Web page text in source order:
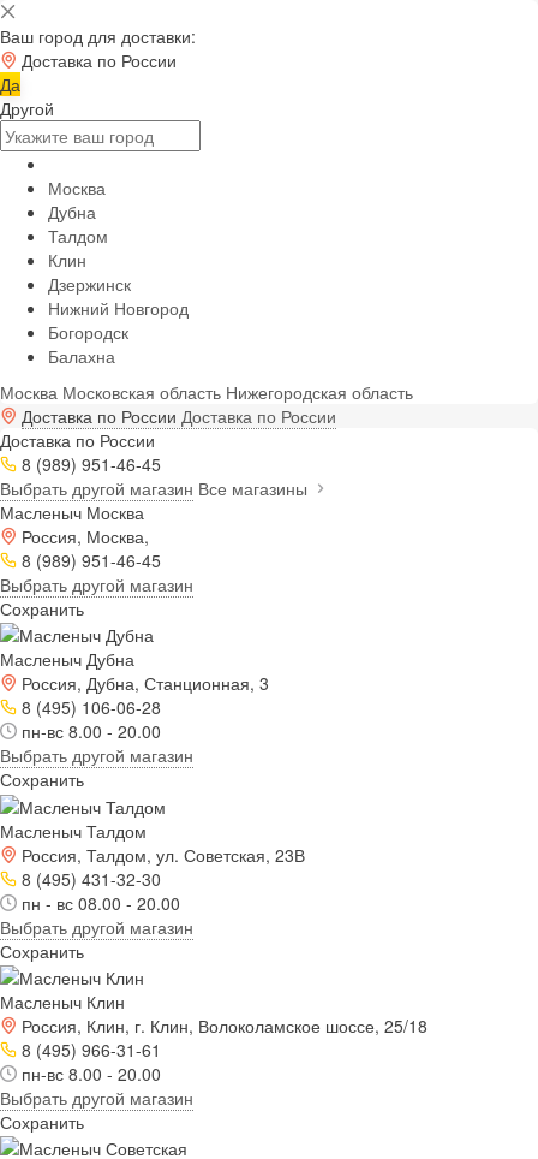
Ваш город для доставки:
Доставка по России
Да
Другой
Москва
Дубна
Талдом
Клин
Дзержинск
Нижний Новгород
Богородск
Балахна
Москва Московская область Нижегородская область
Доставка по России Доставка по России
Доставка по России
8 (989) 951-46-45
Выбрать другой магазин Все магазины
Масленыч Москва
Россия, Москва,
8 (989) 951-46-45
Выбрать другой магазин
Сохранить
Масленыч Дубна
Россия, Дубна, Станционная, 3
8 (495) 106-06-28
пн-вс 8.00 - 20.00
Выбрать другой магазин
Сохранить
Масленыч Талдом
Россия, Талдом, ул. Советская, 23В
8 (495) 431-32-30
пн - вс 08.00 - 20.00
Выбрать другой магазин
Сохранить
Масленыч Клин
Россия, Клин, г. Клин, Волоколамское шоссе, 25/18
8 (495) 966-31-61
пн-вс 8.00 - 20.00
Выбрать другой магазин
Сохранить